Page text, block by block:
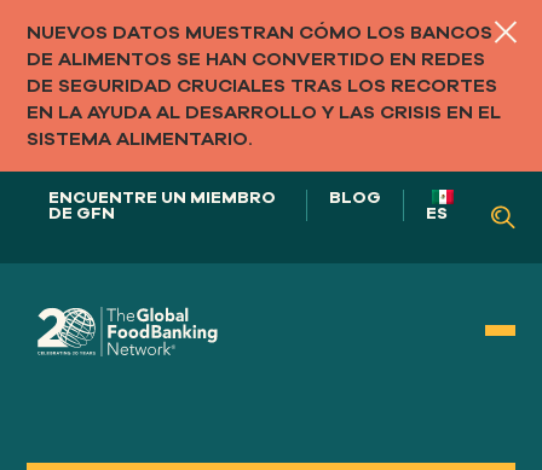
NUEVOS DATOS MUESTRAN CÓMO LOS BANCOS
DE ALIMENTOS SE HAN CONVERTIDO EN REDES
DE SEGURIDAD CRUCIALES TRAS LOS RECORTES
EN LA AYUDA AL DESARROLLO Y LAS CRISIS EN EL
SISTEMA ALIMENTARIO.
ENCUENTRE UN MIEMBRO
DE GFN
BLOG
ES